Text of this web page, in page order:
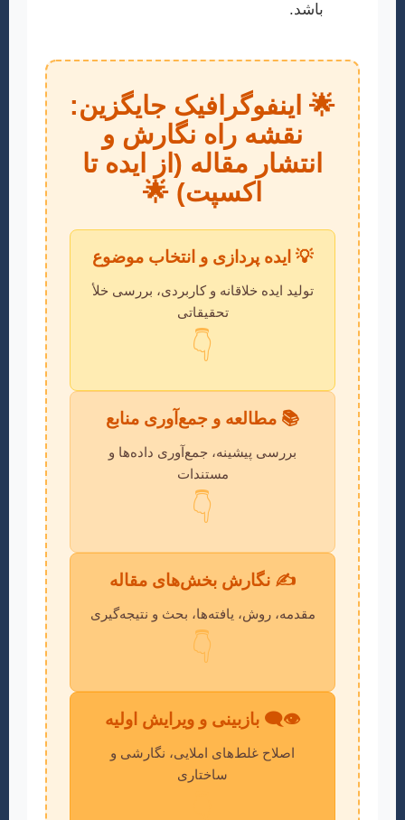
باشد.
🌟 اینفوگرافیک جایگزین:
نقشه راه نگارش و
انتشار مقاله (از ایده تا
اکسپت) 🌟
💡 ایده پردازی و انتخاب موضوع
تولید ایده خلاقانه و کاربردی، بررسی خلأ
تحقیقاتی
👇
📚 مطالعه و جمع‌آوری منابع
بررسی پیشینه، جمع‌آوری داده‌ها و
مستندات
👇
✍️ نگارش بخش‌های مقاله
مقدمه، روش، یافته‌ها، بحث و نتیجه‌گیری
👇
👁️‍🗨️ بازبینی و ویرایش اولیه
اصلاح غلط‌های املایی، نگارشی و
ساختاری